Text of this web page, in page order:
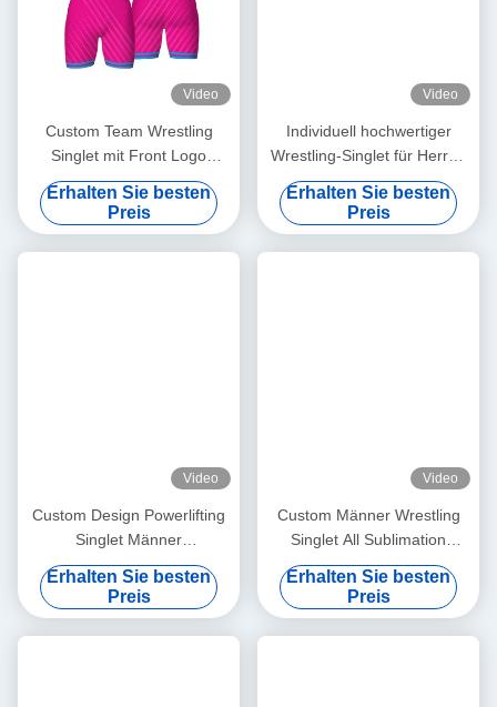
Video
Custom Team Wrestling
Singlet mit Front Logo
Personalisiertes Drucken
Stretch Schnell Trocknes &
Leichtes Spandex Material
Erhalten Sie besten
Preis
Video
Individuell hochwertiger
Wrestling-Singlet für Herren
OEM ODM mit individuellem
Logo, Sportbekleidung,
Fitness-Training,
Kompressions-Singlet für
Erhalten Sie besten
Preis
Video
Custom Design Powerlifting
Singlet Männer
Gewichtheben Uniform
nahtlosen Nähen Wrestling
Singlet Spandex Polyester
Sublimiert
Erhalten Sie besten
Preis
Video
Custom Männer Wrestling
Singlet All Sublimation
Georgia Internationale
Wrestling Singlet
Erhalten Sie besten
Preis